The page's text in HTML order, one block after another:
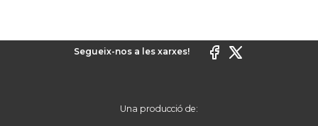
Segueix-nos a les xarxes!
Una producció de: